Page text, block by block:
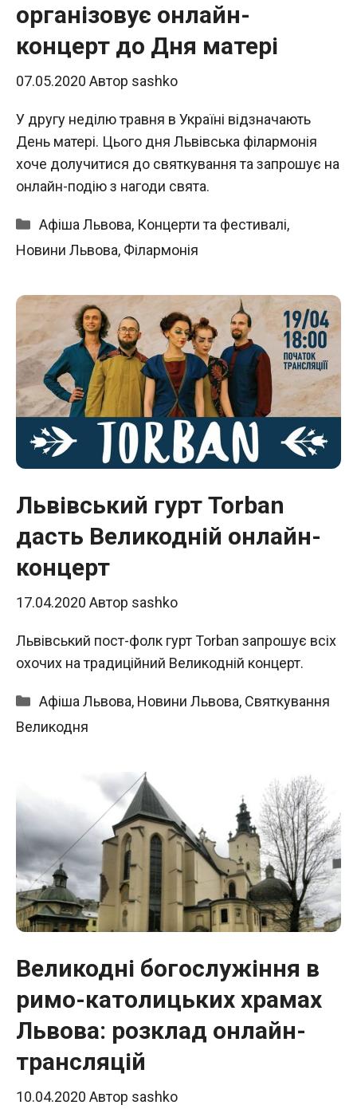
організовує онлайн-
концерт до Дня матері
07.05.2020 Автор sashko
У другу неділю травня в Україні відзначають
День матері. Цього дня Львівська філармонія
хоче долучитися до святкування та запрошує на
онлайн-подію з нагоди свята.
Категорії
Афіша Львова, Концерти та фестивалі,
Новини Львова, Філармонія
Львівський гурт Torban
дасть Великодній онлайн-
концерт
17.04.2020 Автор sashko
Львівський пост-фолк гурт Torban запрошує всіх
охочих на традиційний Великодній концерт.
Категорії
Афіша Львова, Новини Львова, Святкування
Великодня
Великодні богослужіння в
римо-католицьких храмах
Львова: розклад онлайн-
трансляцій
10.04.2020 Автор sashko